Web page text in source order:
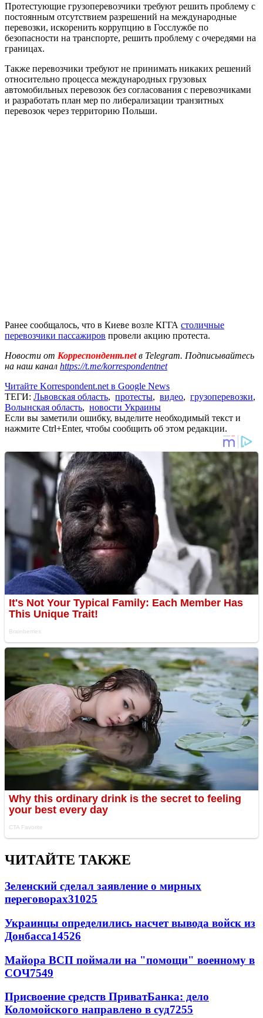
Протестующие грузоперевозчики требуют решить проблему с
постоянным отсутствием разрешений на международные
перевозки, искоренить коррупцию в Госслужбе по
безопасности на транспорте, решить проблему с очередями на
границах.
Также перевозчики требуют не принимать никаких решений
относительно процесса международных грузовых
автомобильных перевозок без согласования с перевозчиками
и разработать план мер по либерализации транзитных
перевозок через территорию Польши.
Ранее сообщалось, что в Киеве возле КГГА столичные
перевозчики пассажиров провели акцию протеста.
Новости от Корреспондент.netв Telegram. Подписывайтесь
на наш канал https://t.me/korrespondentnet
Читайте Korrespondent.net в Google News
ТЕГИ: Львовская область, протесты, видео, грузоперевозки,
Волынская область, новости Украины
Если вы заметили ошибку, выделите необходимый текст и
нажмите Ctrl+Enter, чтобы сообщить об этом редакции.
ЧИТАЙТЕ ТАКЖЕ
Зеленский сделал заявление о мирных
переговорах31025
Украинцы определились насчет вывода войск из
Донбасса14526
Майора ВСП поймали на "помощи" военному в
СОЧ7549
Присвоение средств ПриватБанка: дело
Коломойского направлено в суд7255